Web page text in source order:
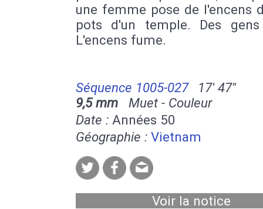
une femme pose de l'encens
pots d'un temple. Des
L'encens fume.
Séquence 1005-027
17' 47''
9,5 mm Muet - Couleur
Date : Années 50
Géographie : Vietnam
Voir la notice